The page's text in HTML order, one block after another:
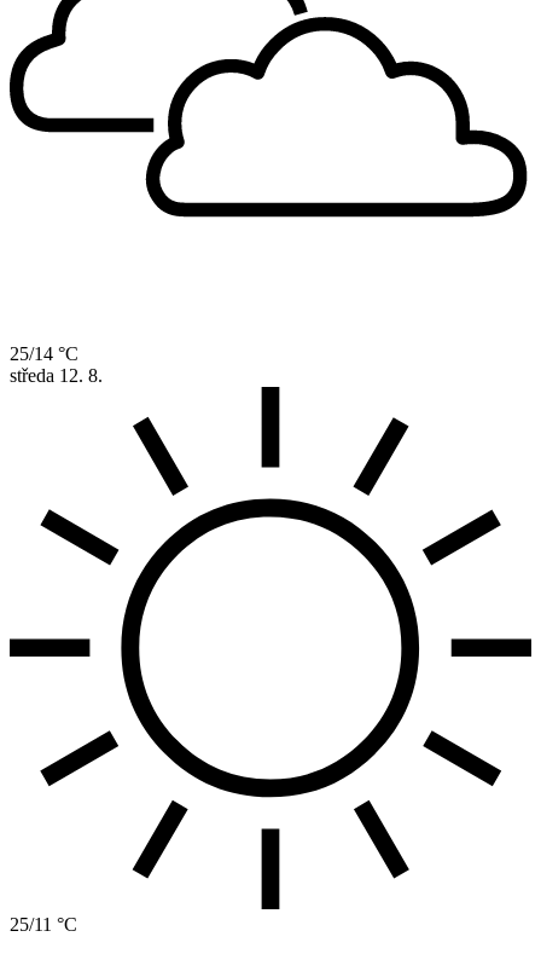
25/14 °C
středa 12. 8.
25/11 °C